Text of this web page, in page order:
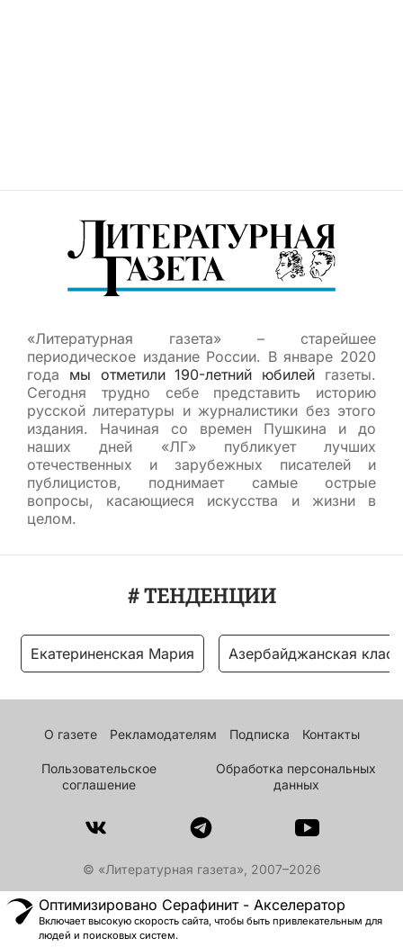
«Литературная газета» – старейшее
периодическое издание России. В январе 2020
года мы отметили 190-летний юбилей газеты.
Сегодня трудно себе представить историю
русской литературы и журналистики без этого
издания. Начиная со времен Пушкина и до
наших дней «ЛГ» публикует лучших
отечественных и зарубежных писателей и
публицистов, поднимает самые острые
вопросы, касающиеся искусства и жизни в
целом.
# ТЕНДЕНЦИИ
Екатериненская Мария Азербайджанская
О газете Рекламодателям Подписка Контакты
Пользовательское
соглашение
Обработка персональных
данных
© «Литературная газета», 2007–2026
Оптимизировано Серафинит - Акселератор
Включает высокую скорость сайта, чтобы быть привлекательным для
людей и поисковых систем.